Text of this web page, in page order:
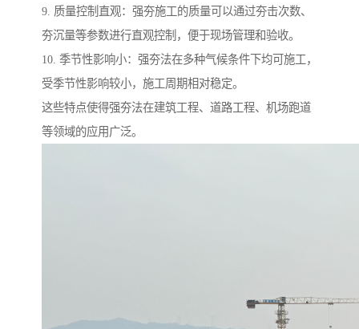
9. 质量控制直观：强夯施工的质量可以通过夯击次数、
夯沉量等参数进行直观控制，便于现场管理和验收。
10. 季节性影响小：强夯法在多种气候条件下均可施工，
受季节性影响较小，施工周期相对稳定。
这些特点使得强夯法在建筑工程、道路工程、机场跑道
等领域的应用广泛。